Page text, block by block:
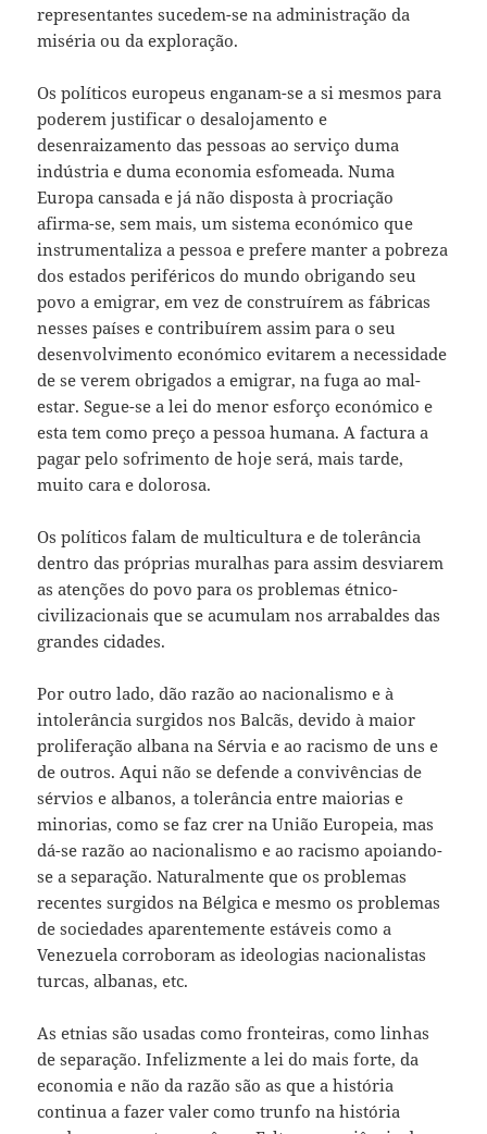
representantes sucedem-se na administração da
miséria ou da exploração.
Os políticos europeus enganam-se a si mesmos para
poderem justificar o desalojamento e
desenraizamento das pessoas ao serviço duma
indústria e duma economia esfomeada. Numa
Europa cansada e já não disposta à procriação
afirma-se, sem mais, um sistema económico que
instrumentaliza a pessoa e prefere manter a pobreza
dos estados periféricos do mundo obrigando seu
povo a emigrar, em vez de construírem as fábricas
nesses países e contribuírem assim para o seu
desenvolvimento económico evitarem a necessidade
de se verem obrigados a emigrar, na fuga ao mal-
estar. Segue-se a lei do menor esforço económico e
esta tem como preço a pessoa humana. A factura a
pagar pelo sofrimento de hoje será, mais tarde,
muito cara e dolorosa.
Os políticos falam de multicultura e de tolerância
dentro das próprias muralhas para assim desviarem
as atenções do povo para os problemas étnico-
civilizacionais que se acumulam nos arrabaldes das
grandes cidades.
Por outro lado, dão razão ao nacionalismo e à
intolerância surgidos nos Balcãs, devido à maior
proliferação albana na Sérvia e ao racismo de uns e
de outros. Aqui não se defende a convivências de
sérvios e albanos, a tolerância entre maiorias e
minorias, como se faz crer na União Europeia, mas
dá-se razão ao nacionalismo e ao racismo apoiando-
se a separação. Naturalmente que os problemas
recentes surgidos na Bélgica e mesmo os problemas
de sociedades aparentemente estáveis como a
Venezuela corroboram as ideologias nacionalistas
turcas, albanas, etc.
As etnias são usadas como fronteiras, como linhas
de separação. Infelizmente a lei do mais forte, da
economia e não da razão são as que a história
continua a fazer valer como trunfo na história